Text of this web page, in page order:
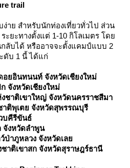
trail
ง่าย สำหรับนักท่องเที่ยวทั่วไป ส่วน
ะยะทางตั้งแต่ 1-10 กิโลเมตร โด
กลับได้ หรืออาจจะตั้งแคมป์แบบ 2
ดับ 1 นี้ ได้แก่
ยอินทนนท์ จังหวัดเชียงใหม่
จังหวัดเชียงใหม่
ชาติเขาใหญ่ จังหวัดนครราชสีมา
ติพุเตย จังหวัดสุพรรณบุรี
บคีรีขันธ์
จังหวัดลำพูน
ป่าภูหลวง จังหวัดเล
าติเขาสก จังหวัดสุราษฎร์ธานี